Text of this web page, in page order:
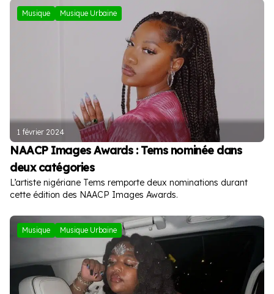
Musique Musique Urbaine
1 février 2024
NAACP Images Awards : Tems nominée dans
deux catégories
L’artiste nigériane Tems remporte deux nominations durant
cette édition des NAACP Images Awards.
Musique Musique Urbaine